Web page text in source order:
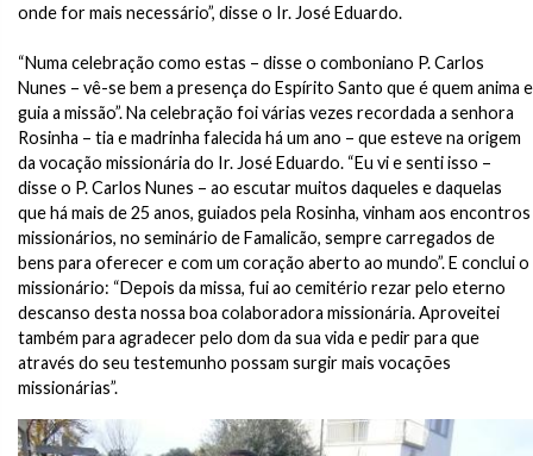
onde for mais necessário”, disse o Ir. José Eduardo.
“Numa celebração como estas – disse o comboniano P. Carlos
Nunes – vê-se bem a presença do Espírito Santo que é quem anima e
guia a missão”. Na celebração foi várias vezes recordada a senhora
Rosinha – tia e madrinha falecida há um ano – que esteve na origem
da vocação missionária do Ir. José Eduardo. “Eu vi e senti isso –
disse o P. Carlos Nunes – ao escutar muitos daqueles e daquelas
que há mais de 25 anos, guiados pela Rosinha, vinham aos encontros
missionários, no seminário de Famalicão, sempre carregados de
bens para oferecer e com um coração aberto ao mundo”. E conclui o
missionário: “Depois da missa, fui ao cemitério rezar pelo eterno
descanso desta nossa boa colaboradora missionária. Aproveitei
também para agradecer pelo dom da sua vida e pedir para que
através do seu testemunho possam surgir mais vocações
missionárias”.